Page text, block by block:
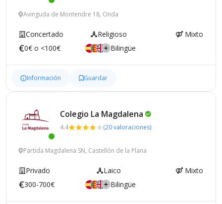
Avinguda de Montendre 18, Onda
Concertado Religioso
Mixto
0€ o <100€
Bilingüe
Información Guardar
Colegio La Magdalena
4.4 (20 valoraciones)
Partida Magdalena SN, Castellón de la Plana
Privado Laico
Mixto
300-700€
Bilingüe